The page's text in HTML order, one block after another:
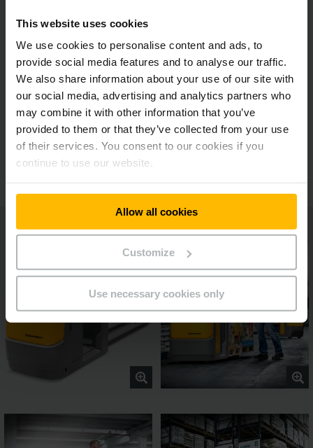
This website uses cookies
We use cookies to personalise content and ads, to
provide social media features and to analyse our traffic.
We also share information about your use of our site with
our social media, advertising and analytics partners who
may combine it with other information that you’ve
provided to them or that they’ve collected from your use
of their services. You consent to our cookies if you
continue to use our website.
Allow all cookies
Customize
Use necessary cookies only
Postazione di lavoro ottimale per massime
prestazioni di picking
Volante multifunzione jetPILOT
Altre opzioni di allestimento